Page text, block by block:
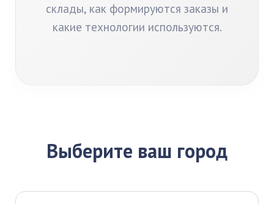
склады, как формируются заказы и
какие технологии используются.
Выберите ваш город